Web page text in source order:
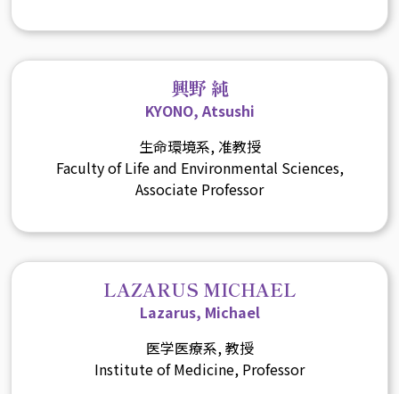
興野 純
KYONO, Atsushi
生命環境系, 准教授
Faculty of Life and Environmental Sciences,
Associate Professor
LAZARUS MICHAEL
Lazarus, Michael
医学医療系, 教授
Institute of Medicine, Professor